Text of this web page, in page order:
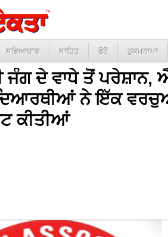
ਸਭਿਆਚਾਰ ਸਾਹਿਤ ਫੋਟੋ ਹੁਕਮਨਾਮਾ
ਜੰਗ ਦੇ ਵਾਧੇ ਤੋਂ ਪਰੇਸ਼ਾਨ,
ਨੇ ਇੱਕ
ਕੀਤੀਆਂ